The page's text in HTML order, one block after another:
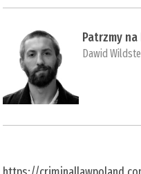
Patrzmy
Dawid